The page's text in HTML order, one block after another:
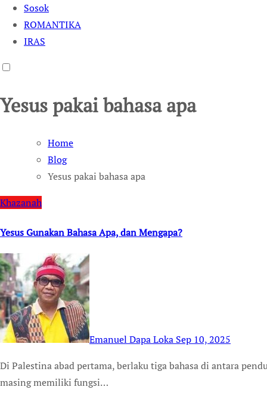
Sosok
ROMANTIKA
IRAS
Yesus pakai bahasa apa
Home
Blog
Yesus pakai bahasa apa
Khazanah
Yesus Gunakan Bahasa Apa, dan Mengapa?
Emanuel Dapa Loka Sep 10, 2025
Di Palestina abad pertama, berlaku tiga bahasa di antara penduduknya, yakni Aram, Yunani, dan Ibrani. Masing-
masing memiliki fungsi…